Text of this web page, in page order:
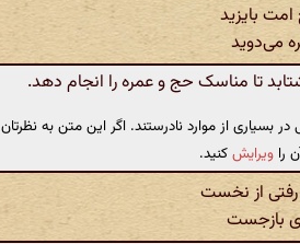
بایزید
می‌دوید
تا مناسک حج و عمره را انجام دهد.
از موارد نادرستند. اگر این متن به نظرتان
را ویرایشکنید.
از نخست
بازجست